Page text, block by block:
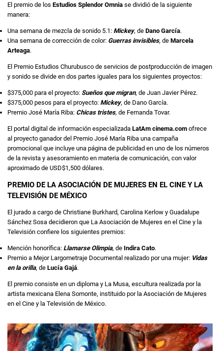
El premio de los Estudios Splendor Omnia se dividió de la siguiente
manera:
Una semana de mezcla de sonido 5.1: Mickey, de Dano García.
Una semana de corrección de color: Guerras invisibles, de Marcela
Arteaga.
El Premio Estudios Churubusco de servicios de postproducción de imagen
y sonido se divide en dos partes iguales para los siguientes proyectos:
$375,000 para el proyecto: Sueños que migran, de Juan Javier Pérez.
$375,000 pesos para el proyecto: Mickey, de Dano García.
Premio José María Riba: Chicas tristes, de Fernanda Tovar.
El portal digital de información especializada LatAm cinema.com ofrece
al proyecto ganador del Premio José María Riba una campaña
promocional que incluye una página de publicidad en uno de los números
de la revista y asesoramiento en materia de comunicación, con valor
aproximado de USD$1,500 dólares.
PREMIO DE LA ASOCIACIÓN DE MUJERES EN EL CINE Y LA
TELEVISIÓN DE MÉXICO
El jurado a cargo de Christiane Burkhard, Carolina Kerlow y Guadalupe
Sánchez Sosa decidieron que La Asociación de Mujeres en el Cine y la
Televisión confiere los siguientes premios:
Mención honorífica: Llamarse Olimpia, de Indira Cato.
Premio a Mejor Largometraje Documental realizado por una mujer: Vidas
en la orilla, de Lucía Gajá.
El premio consiste en un diploma y La Musa, escultura realizada por la
artista mexicana Elena Somonte, instituido por la Asociación de Mujeres
en el Cine y la Televisión de México.